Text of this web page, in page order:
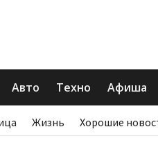
Авто Техно Афиша
Жизнь Хорошие